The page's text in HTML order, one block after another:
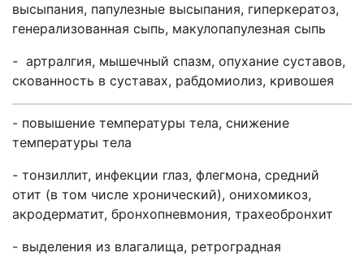
высыпания, папулезные высыпания, гиперкератоз,
генерализованная сыпь, макулопапулезная сыпь
- артралгия, мышечный спазм, опухание суставов,
скованность в суставах, рабдомиолиз, кривошея
- повышение температуры тела, снижение
температуры тела
- тонзиллит, инфекции глаз, флегмона, средний
отит (в том числе хронический), онихомикоз,
акродерматит, бронхопневмония, трахеобронхит
- выделения из влагалища, ретроградная